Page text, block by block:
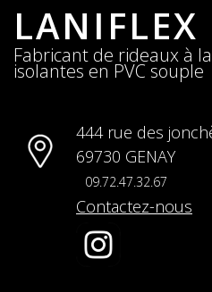
LANIFLEX
Fabricant de rideaux à
isolantes en PVC souple
444 rue des
69730 GENAY
09.72.47.32.67
Contactez-nous